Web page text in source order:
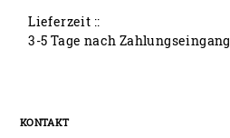
Lieferzeit ::
3-5 Tage nach Zahlungseingang
KONTAKT